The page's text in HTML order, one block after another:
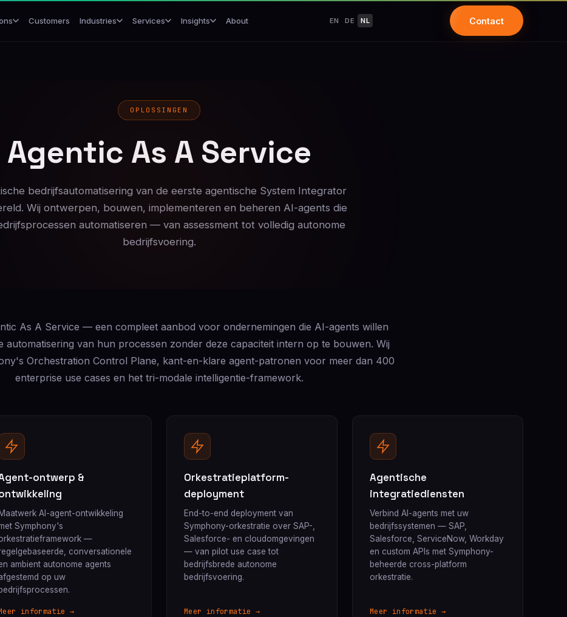
Customers Industries Services Insights About EN DE NL Contact
OPLOSSINGEN
Agentic As A Service
bedrijfsautomatisering van de eerste agentische System Integrator
Wij ontwerpen, bouwen, implementeren en beheren AI-agents die
automatiseren — van assessment tot volledig autonome
bedrijfsvoering.
As A Service — een compleet aanbod voor ondernemingen die AI-agents willen
automatisering van hun processen zonder deze capaciteit intern op te bouwen. Wij
Orchestration Control Plane, kant-en-klare agent-patronen voor meer dan 400
enterprise use cases en het tri-modale intelligentie-framework.
ontwerp &
Maatwerk AI-agent-ontwikkeling
Symphony's
—
conversationele
ambient autonome agents
op uw
bedrijfsprocessen.
informatie →
Orkestratieplatform-
deployment
End-to-end deployment van
Symphony-orkestratie over SAP-,
Salesforce- en cloudomgevingen
— van pilot use case tot
bedrijfsbrede autonome
bedrijfsvoering.
Meer informatie →
Agentische
integratiediensten
Verbind AI-agents met uw
bedrijfssystemen — SAP,
Salesforce, ServiceNow, Workday
en custom APIs met Symphony-
beheerde cross-platform
orkestratie.
Meer informatie →